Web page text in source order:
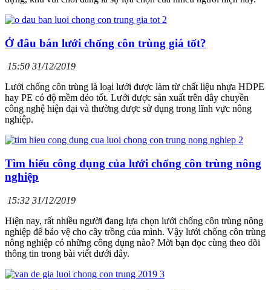
Ở đâu bán lưới chống côn trùng giá tốt?
15:50 31/12/2019
Lưới chống côn trùng là loại lưới được làm từ chất liệu nhựa HDPE
hay PE có độ mềm dẻo tốt. Lưới được sản xuất trên dây chuyền
công nghệ hiện đại và thường được sử dụng trong lĩnh vực nông
nghiệp.
Tìm hiểu công dụng của lưới chống côn trùng nông
nghiệp
15:32 31/12/2019
Hiện nay, rất nhiều người đang lựa chọn lưới chống côn trùng nông
nghiệp để bảo vệ cho cây trồng của mình. Vậy lưới chống côn trùng
nông nghiệp có những công dụng nào? Mời bạn đọc cùng theo dõi
thông tin trong bài viết dưới đây.